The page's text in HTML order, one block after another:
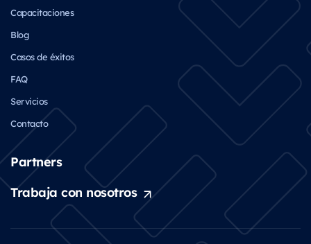
Capacitaciones
Blog
Casos de éxitos
FAQ
Servicios
Contacto
Partners
Trabaja con nosotros